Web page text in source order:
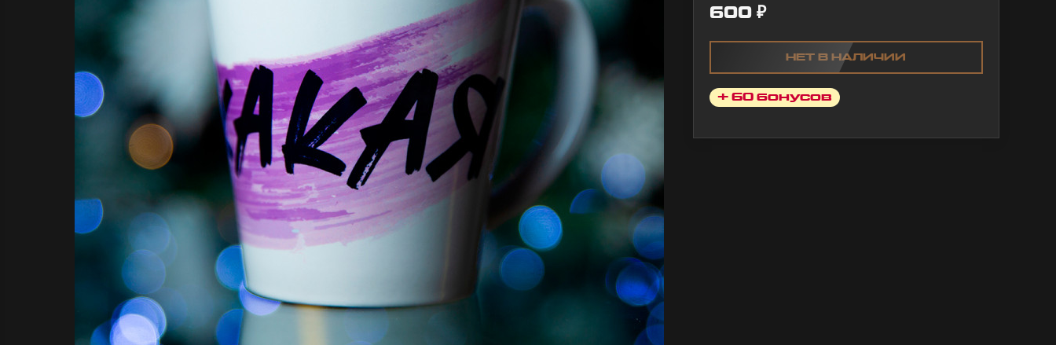
Футболка «BAN
Серая»
Супер мерч от любимого
стримера!
молодому человеку
футболку серии "BAN",
осталась очень
довольна! Качество
ткани замечательное:
плотная, приятная на
ощупь, принт яркий и
аккуратный. Видно, что
сделано действительно
качественно. Доставка
очень быстрая, заказ
приехал на несколько...
Кигуруми Заяц
розовый
Розовый зайчик
Отличный товар, своих
денег определённо
стоит! Девушке очень
понравилось. Материал
очень приятный,
сделано на веру.
Гедеонов Тимофей
Подушка морковь
Подушка классная,
радости — полные
штаны! Очень уж милая)
теперь смотря на нее
буду с теплотой
вспоминать любимого
стримера. Спасибо тебе
за все, Алексей. Знаю,
ты говорил, чтобы мы
тебя не благодарили, но
ведь если подумать,
скольким ты
пожертвовал ради наш,
чтобы ты...
600 ₽
НЕТ В НАЛИЧИИ
+ 60 бонусов